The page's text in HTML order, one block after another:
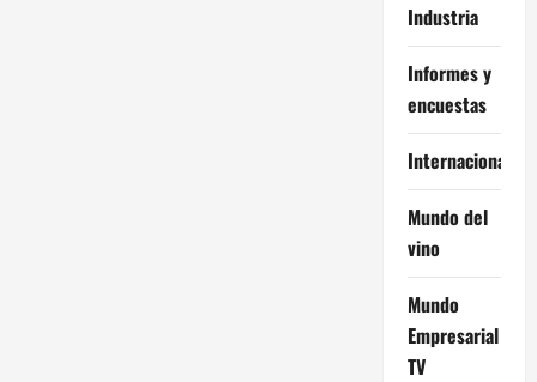
Industria
Informes y
encuestas
Internacional
Mundo del
vino
Mundo
Empresarial
TV